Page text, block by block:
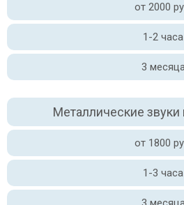
от 2000
1-2 часа
3
Металлические звуки
от 1800
1-3 часа